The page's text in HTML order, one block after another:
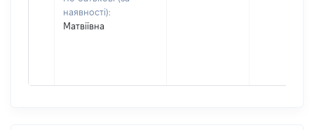
наявності):
Матвіївна